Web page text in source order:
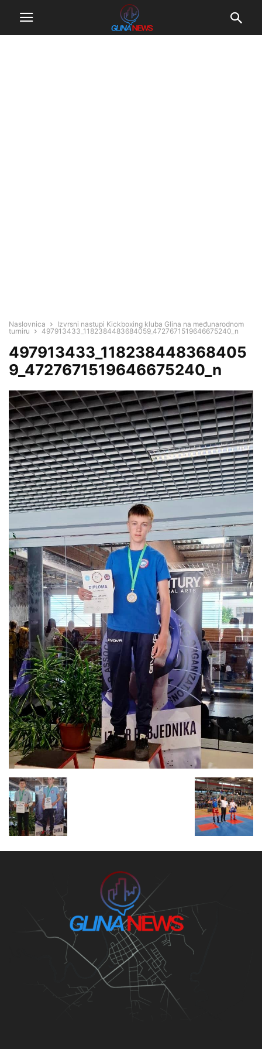
Naslovnica
Izvrsni nastupi Kickboxing kluba Glina na međunarodnom
turniru
497913433_1182384483684059_4727671519646675240_n
497913433_118238448368405
9_4727671519646675240_n